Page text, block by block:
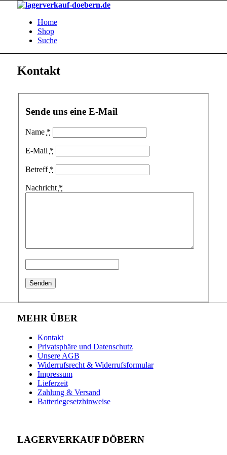
Home
Shop
Suche
Kontakt
Sende uns eine E-Mail
Name *
E-Mail *
Betreff *
Nachricht *
MEHR ÜBER
Kontakt
Privatsphäre und Datenschutz
Unsere AGB
Widerrufsrecht & Widerrufsformular
Impressum
Lieferzeit
Zahlung & Versand
Batteriegesetzhinweise
LAGERVERKAUF DÖBERN